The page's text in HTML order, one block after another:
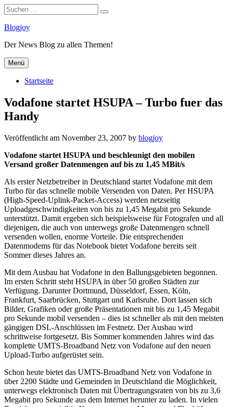
Suchen
nach:
Suchen
Zum
springen
Blogjoy
Der News Blog zu allen Themen!
Menü
Startseite
Vodafone startet HSUPA – Turbo fuer das
Handy
Veröffentlicht am November 23, 2007 by blogjoy
Vodafone startet HSUPA und beschleunigt den mobilen
Versand großer Datenmengen auf bis zu 1,45 MBit/s
Als erster Netzbetreiber in Deutschland startet Vodafone mit dem
Turbo für das schnelle mobile Versenden von Daten. Per HSUPA
(High-Speed-Uplink-Packet-Access) werden netzseitig
Uploadgeschwindigkeiten von bis zu 1,45 Megabit pro Sekunde
unterstützt. Damit ergeben sich beispielsweise für Fotografen und all
diejenigen, die auch von unterwegs große Datenmengen schnell
versenden wollen, enorme Vorteile. Die entsprechenden
Datenmodems für das Notebook bietet Vodafone bereits seit
Sommer dieses Jahres an.
Mit dem Ausbau hat Vodafone in den Ballungsgebieten begonnen.
Im ersten Schritt steht HSUPA in über 50 großen Städten zur
Verfügung. Darunter Dortmund, Düsseldorf, Essen, Köln,
Frankfurt, Saarbrücken, Stuttgart und Karlsruhe. Dort lassen sich
Bilder, Grafiken oder große Präsentationen mit bis zu 1,45 Megabit
pro Sekunde mobil versenden – dies ist schneller als mit den meisten
gängigen DSL-Anschlüssen im Festnetz. Der Ausbau wird
schrittweise fortgesetzt. Bis Sommer kommenden Jahres wird das
komplette UMTS-Broadband Netz von Vodafone auf den neuen
Upload-Turbo aufgerüstet sein.
Schon heute bietet das UMTS-Broadband Netz von Vodafone in
über 2200 Städte und Gemeinden in Deutschland die Möglichkeit,
unterwegs elektronisch Daten mit Übertragungsraten von bis zu 3,6
Megabit pro Sekunde aus dem Internet herunter zu laden. In vielen